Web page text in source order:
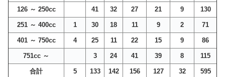
126 ～ 250cc 41 32 27 21 9 130
251 ～ 400cc 1 30 18 11 9 2 71
401 ～ 750cc 4 25 11 22 15 9 86
751cc ～ 3 24 41 39 8 115
合計 5 133 142 156 127 32 595